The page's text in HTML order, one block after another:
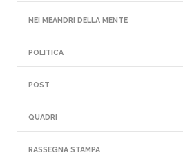
NEI MEANDRI DELLA MENTE
POLITICA
POST
QUADRI
RASSEGNA STAMPA